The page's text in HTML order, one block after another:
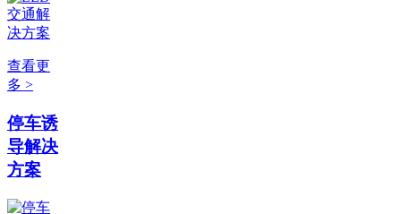
查看更
多 >
停车诱
导解决
方案